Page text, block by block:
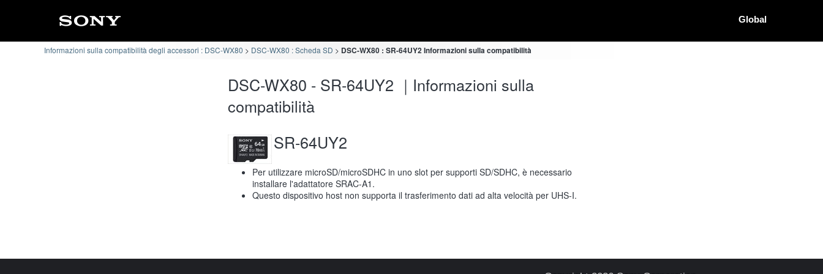
Global
Informazioni sulla compatibilità degli accessori : DSC-WX80 DSC-WX80 : Scheda SD DSC-WX80 : SR-64UY2 Informazioni sulla compatibilità
DSC-WX80 - SR-64UY2 ｜Informazioni sulla
compatibilità
SR-64UY2
Per utilizzare microSD/microSDHC in uno slot per supporti SD/SDHC, è necessario
installare l'adattatore SRAC-A1.
Questo dispositivo host non supporta il trasferimento dati ad alta velocità per UHS-I.